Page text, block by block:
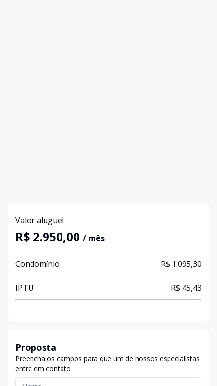
Valor aluguel
R$ 2.950,00 / mês
Condomínio R$ 1.095,30
IPTU R$ 45,43
Proposta
Preencha os campos para que um de nossos especialistas
entre em contato